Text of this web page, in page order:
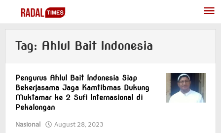
content
Tag: Ahlul Bait Indonesia
Pengurus Ahlul Bait Indonesia Siap
Bekerjasama Jaga Kamtibmas Dukung
Muktamar ke 2 Sufi Internasional di
Pekalongan
Nasional August 28, 2023